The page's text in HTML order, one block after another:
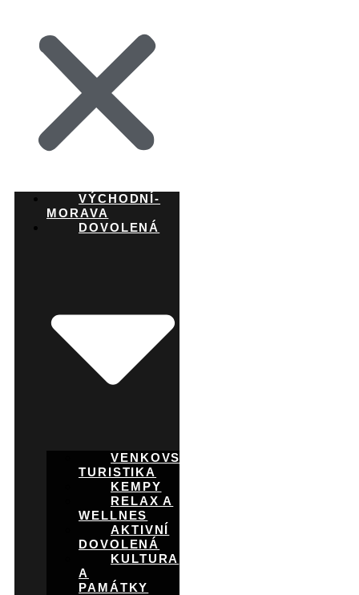
VÝCHODNÍ-
MORAVA
DOVOLENÁ
VENKOVSKÁ
TURISTIKA
KEMPY
RELAX A
WELLNES
AKTIVNÍ
DOVOLENÁ
KULTURA
A
PAMÁTKY